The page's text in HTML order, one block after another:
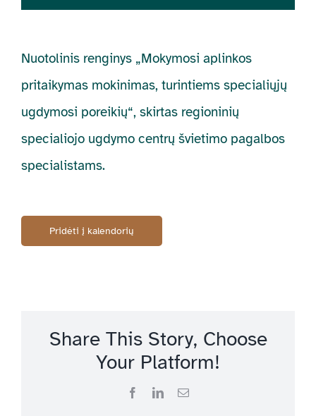
Nuotolinis renginys „Mokymosi aplinkos
pritaikymas mokinimas, turintiems specialiųjų
ugdymosi poreikių“, skirtas regioninių
specialiojo ugdymo centrų švietimo pagalbos
specialistams.
Pridėti į kalendorių
Share This Story, Choose
Your Platform!
FacebookLinkedInEmail